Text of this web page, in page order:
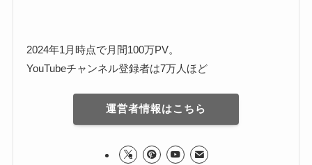
2024年1月時点で月間100万PV。
YouTubeチャンネル登録者は7万人ほど
運営者情報はこちら